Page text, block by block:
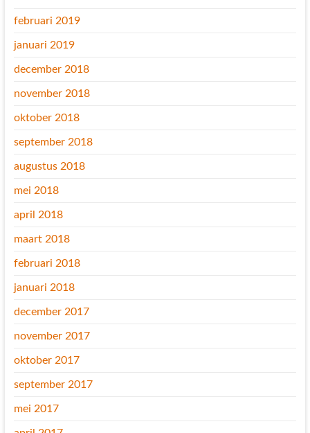
februari 2019
januari 2019
december 2018
november 2018
oktober 2018
september 2018
augustus 2018
mei 2018
april 2018
maart 2018
februari 2018
januari 2018
december 2017
november 2017
oktober 2017
september 2017
mei 2017